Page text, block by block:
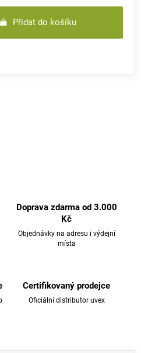
Přidat do košíku
Doprava zdarma od 3.000
Kč
Objednávky na adresu i výdejní
místa
Certifikovaný prodejce
Oficiální distributor uvex